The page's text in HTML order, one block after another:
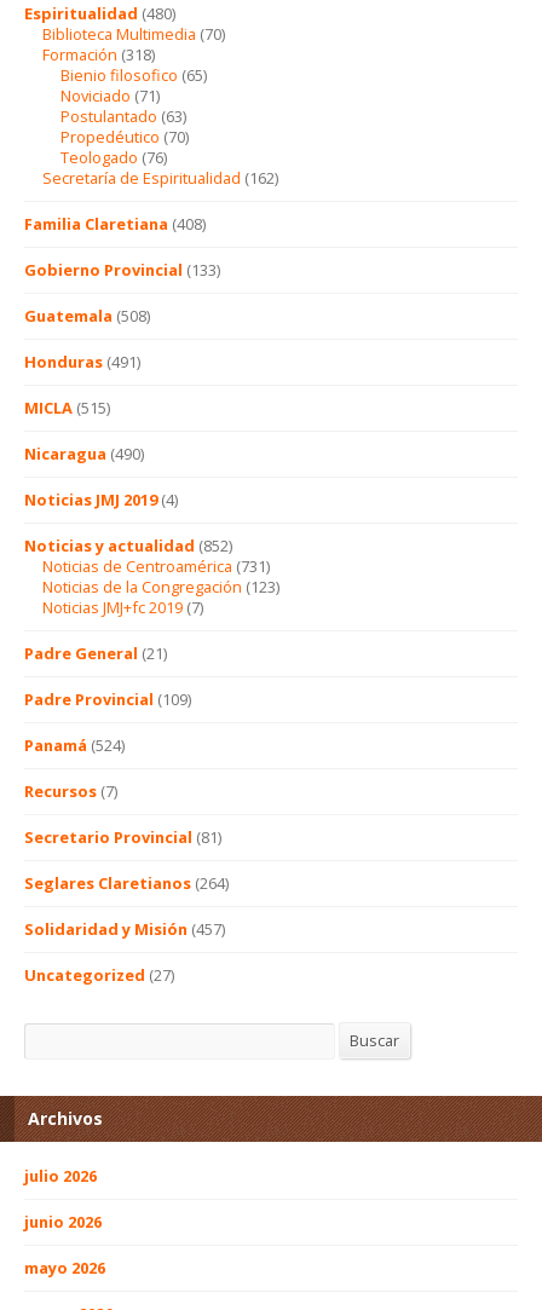
Espiritualidad (480)
Biblioteca Multimedia (70)
Formación (318)
Bienio filosofico (65)
Noviciado (71)
Postulantado (63)
Propedéutico (70)
Teologado (76)
Secretaría de Espiritualidad (162)
Familia Claretiana (408)
Gobierno Provincial (133)
Guatemala (508)
Honduras (491)
MICLA (515)
Nicaragua (490)
Noticias JMJ 2019(4)
Noticias y actualidad (852)
Noticias de Centroamérica (731)
Noticias de la Congregación (123)
Noticias JMJ+fc 2019 (7)
Padre General (21)
Padre Provincial (109)
Panamá (524)
Recursos (7)
Secretario Provincial (81)
Seglares Claretianos (264)
Solidaridad y Misión (457)
Uncategorized (27)
Buscar
Archivos
julio 2026
junio 2026
mayo 2026